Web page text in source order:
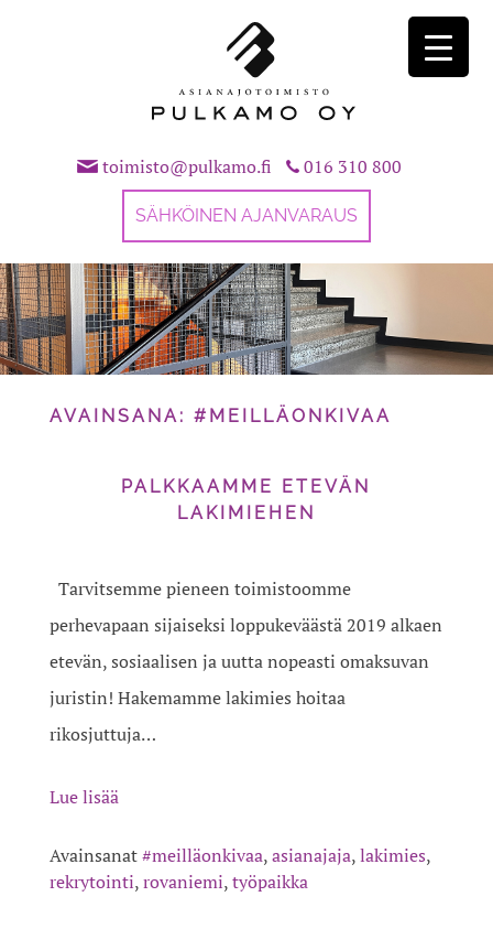
toimisto@pulkamo.fi 016 310 800
SÄHKÖINEN AJANVARAUS
AVAINSANA: #MEILLÄONKIVAA
PALKKAAMME ETEVÄN
LAKIMIEHEN
Tarvitsemme pieneen toimistoomme
perhevapaan sijaiseksi loppukeväästä 2019 alkaen
etevän, sosiaalisen ja uutta nopeasti omaksuvan
juristin! Hakemamme lakimies hoitaa
rikosjuttuja…
Lue lisää
Avainsanat#meilläonkivaa,asianajaja,lakimies,
rekrytointi,rovaniemi,työpaikka